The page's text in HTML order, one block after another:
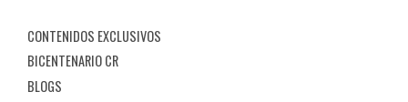
CONTENIDOS EXCLUSIVOS
BICENTENARIO CR
BLOGS